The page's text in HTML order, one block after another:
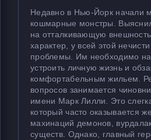
Недавно в Нью-Йорк начали
кошмарные монстры.
на отталкивающую
характер, у всей этой
проблемы. Им необходимо
устроить личную жизнь и
комфортабельным жильем.
вопросов занимается
имени Марк Лилли. Это
который часто оказывается
махинаций демонов,
существ. Однако, главный